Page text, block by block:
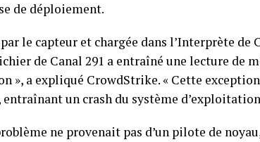
de déploiement.
le capteur et chargée dans l’Interprète de
de Canal 291 a entraîné une lecture ⁣de
»,‍ a expliqué CrowdStrike. « Cette
un crash⁤ du système
ne provenait pas d’un pilote de